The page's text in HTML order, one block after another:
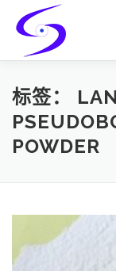
content
HOME
CATALYST-
标签：
POWDER